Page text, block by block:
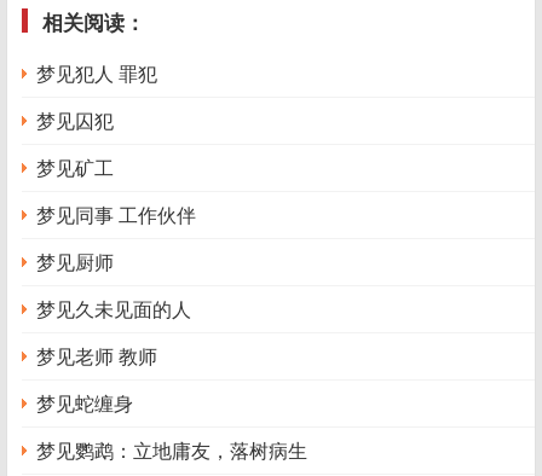
面，表明你缺乏自信心。如果你梦见丈夫很快乐，象征着你
爱你的丈夫，但自己却不自信。
如梦见妻子，则表明你对家庭很有责任感。
【梦例2】
有一对夫妇出去游玩，晚上，妻子梦见一个巨大的湖，
湖面上都是帐篷船。她和丈夫就躺上去看月亮，过一会，她
活。浪漫的梦是好事，对于结婚不久的人来说，更是一件非
常好的事。如果没有孩子，会很快有一个，而且孩子会很聪
明伶俐。如果已经有了孩子，那么孩子的生命将得到守护。
而且梦的观测视角不同，对梦的解释也不一样，如果说做梦
相关阅读：
梦见犯人 罪犯
梦见囚犯
梦见矿工
梦见同事 工作伙伴
梦见厨师
梦见久未见面的人
梦见老师 教师
梦见蛇缠身
梦见鹦鹉：立地庸友，落树病生